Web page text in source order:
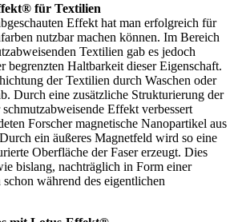
für Textilien
Effekt hat man erfolgreich für
nutzbar machen können. Im Bereich
Textilien gab es jedoch
begrenzten Haltbarkeit dieser Eigenschaft.
der Textilien durch Waschen oder
Durch eine zusätzliche Strukturierung der
Effekt verbessert
Forscher magnetische Nanopartikel aus
ein äußeres Magnetfeld wird so eine
Oberfläche der Faser erzeugt. Dies
bislang, nachträglich in Form einer
während des eigentlichen